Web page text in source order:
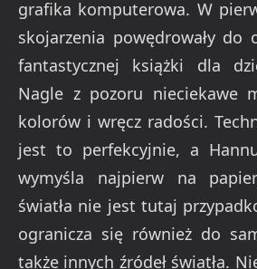
grafika komputerowa. W
skojarzenia powędrowały do
fantastycznej książki dla
Nagle z pozoru nieciekawe
kolorów i wręcz radości.
jest to perfekcyjnie, a
wymyśla najpierw na
światła nie jest tutaj
ogranicza się również do
także innych źródeł światła.